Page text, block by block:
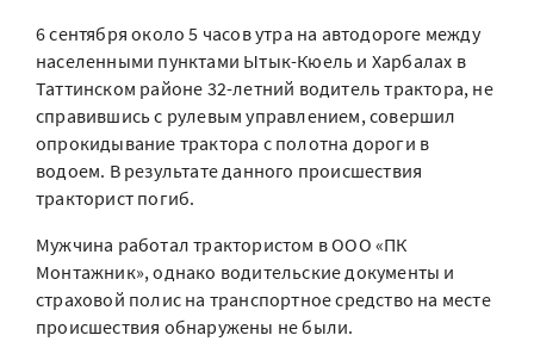
6 сентября около 5 часов утра на автодороге между
населенными пунктами Ытык-Кюель и Харбалах в
Таттинском районе 32-летний водитель трактора, не
справившись с рулевым управлением, совершил
опрокидывание трактора с полотна дороги в
водоем. В результате данного происшествия
тракторист погиб.
Мужчина работал трактористом в ООО «ПК
Монтажник», однако водительские документы и
страховой полис на транспортное средство на месте
происшествия обнаружены не были.